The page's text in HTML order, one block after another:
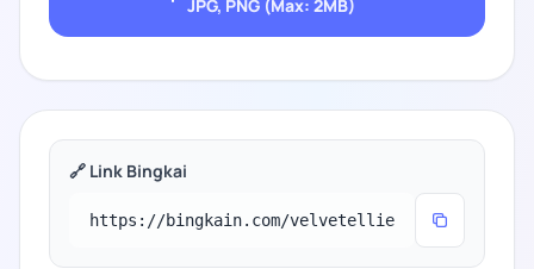
JPG, PNG (Max: 2MB)
🔗 Link Bingkai